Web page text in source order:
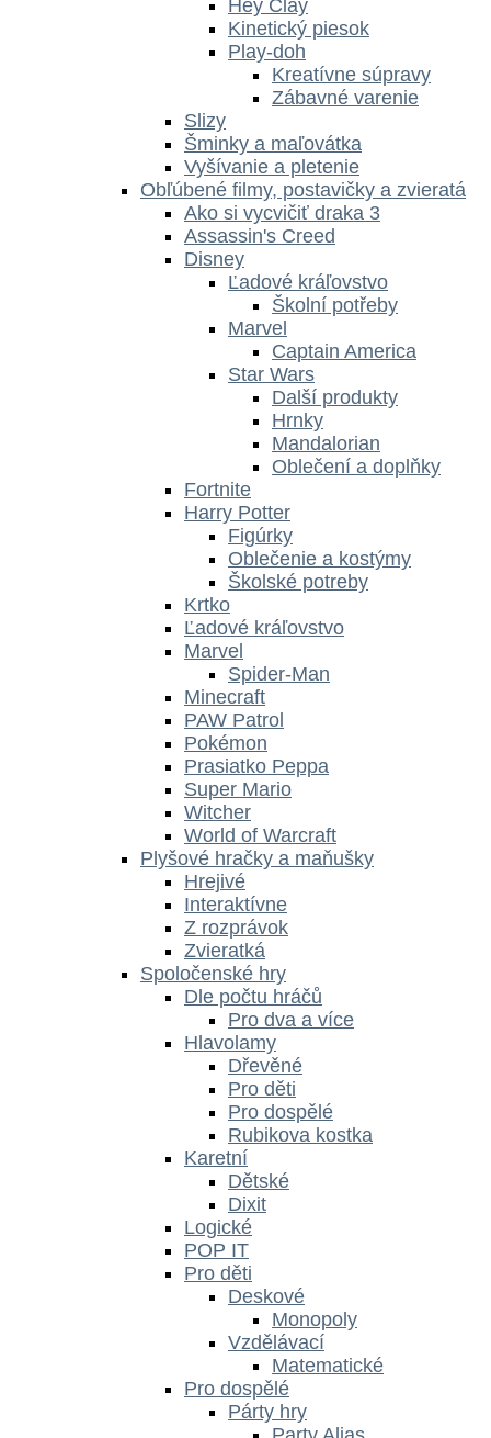
Hey Clay
Kinetický piesok
Play-doh
Kreatívne súpravy
Zábavné varenie
Slizy
Šminky a maľovátka
Vyšívanie a pletenie
Obľúbené filmy, postavičky a zvieratá
Ako si vycvičiť draka 3
Assassin's Creed
Disney
Ľadové kráľovstvo
Školní potřeby
Marvel
Captain America
Star Wars
Další produkty
Hrnky
Mandalorian
Oblečení a doplňky
Fortnite
Harry Potter
Figúrky
Oblečenie a kostýmy
Školské potreby
Krtko
Ľadové kráľovstvo
Marvel
Spider-Man
Minecraft
PAW Patrol
Pokémon
Prasiatko Peppa
Super Mario
Witcher
World of Warcraft
Plyšové hračky a maňušky
Hrejivé
Interaktívne
Z rozprávok
Zvieratká
Spoločenské hry
Dle počtu hráčů
Pro dva a více
Hlavolamy
Dřevěné
Pro děti
Pro dospělé
Rubikova kostka
Karetní
Dětské
Dixit
Logické
POP IT
Pro děti
Deskové
Monopoly
Vzdělávací
Matematické
Pro dospělé
Párty hry